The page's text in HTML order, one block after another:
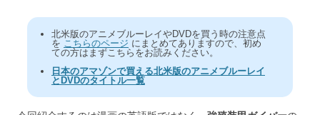
北米版のアニメブルーレイやDVDを買う時の注意点
を こちらのページ にまとめてありますので、初め
ての方はまずこちらをお読みください。
日本のアマゾンで買える北米版のアニメブルーレイ
とDVDのタイトル一覧